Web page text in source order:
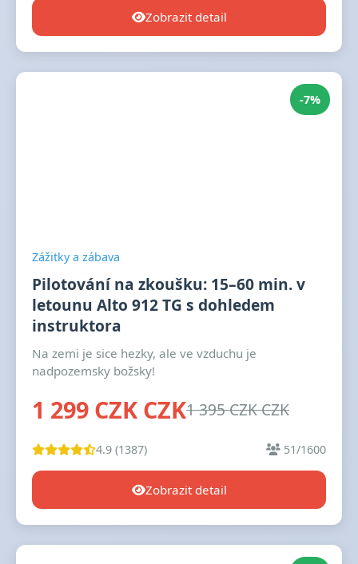
Zobrazit detail
-7%
Zážitky a zábava
Pilotování na zkoušku: 15–60 min. v
letounu Alto 912 TG s dohledem
instruktora
Na zemi je sice hezky, ale ve vzduchu je
nadpozemsky božsky!
1 299 CZK CZK1 395 CZK CZK
4.9 (1387) 51/1600
Zobrazit detail